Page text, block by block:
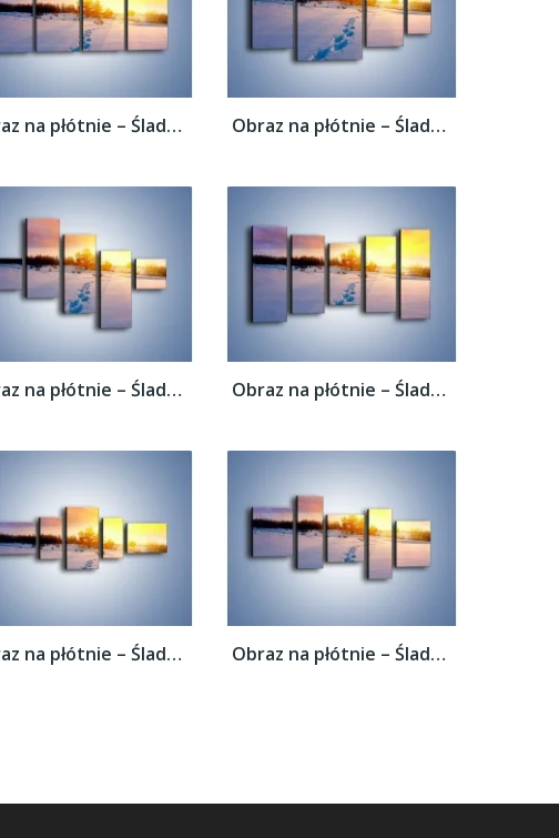
Obraz na płótnie – Ślady na śnieżnym puchu... Obraz na płótnie – Ślady na śnieżnym puchu...
Obraz na płótnie – Ślady na śnieżnym puchu... Obraz na płótnie – Ślady na śnieżnym puchu...
Obraz na płótnie – Ślady na śnieżnym puchu... Obraz na płótnie – Ślady na śnieżnym puchu...